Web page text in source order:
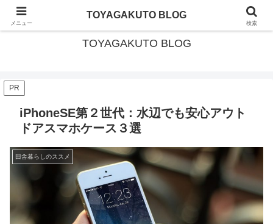
北海道・美深町移住 × ガイド暮らし
TOYAGAKUTO BLOG
PR
iPhoneSE第２世代：水辺でも安心アウト
ドアスマホケース３選
田舎暮らしのススメ
メニュー
TOYAGAKUTO BLOG
検索